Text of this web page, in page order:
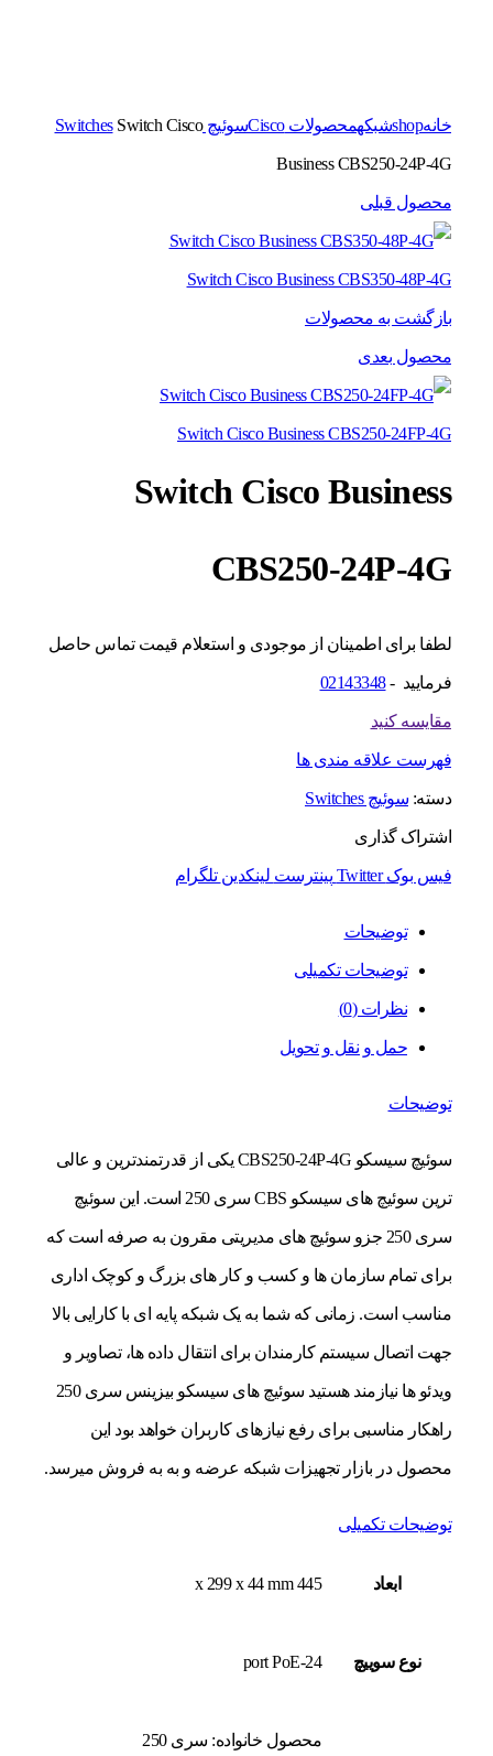
خانهshopشبکهمحصولات Cisco سوئیچ SwitchesSwitch Cisco
Business CBS250-24P-4G
محصول قبلی
Switch Cisco Business CBS350-48P-4G
بازگشت به محصولات
محصول بعدی
Switch Cisco Business CBS250-24FP-4G
Switch Cisco Business
CBS250-24P-4G
لطفا برای اطمینان از موجودی و استعلام قیمت تماس حاصل
فرمایید -02143348
مقایسه کنید
فهرست علاقه مندی ها
دسته: سوئیچ Switches
اشتراک گذاری
فیس بوک Twitter پینترست لینکدین تلگرام
توضیحات
توضیحات تکمیلی
نظرات (0)
حمل و نقل و تحویل
توضیحات
سوئیچ سیسکو CBS250-24P-4G یکی از قدرتمندترین و عالی
ترین سوئیچ های سیسکو CBS سری 250 است. این سوئیچ
سری 250 جزو سوئیچ های مدیریتی مقرون به صرفه است که
برای تمام سازمان ها و کسب و کار های بزرگ و کوچک اداری
مناسب است. زمانی که شما به یک شبکه پایه ای با کارایی بالا
جهت اتصال سیستم کارمندان برای انتقال داده ها، تصاویر و
ویدئو ها نیازمند هستید سوئیچ های سیسکو بیزینس سری 250
راهکار مناسبی برای رفع نیازهای کاربران خواهد بود این
محصول در بازار تجهیزات شبکه عرضه و به به فروش میرسد.
توضیحات تکمیلی
ابعاد 445 x 299 x 44 mm
نوع سوييچ 24-port PoE
محصول خانواده: سری 250